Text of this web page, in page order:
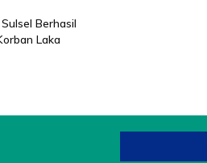
Berhasil
Laka